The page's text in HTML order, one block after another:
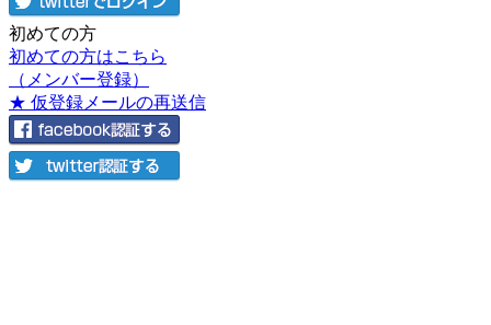
初めての方
初めての方はこちら
（メンバー登録）
★ 仮登録メールの再送信